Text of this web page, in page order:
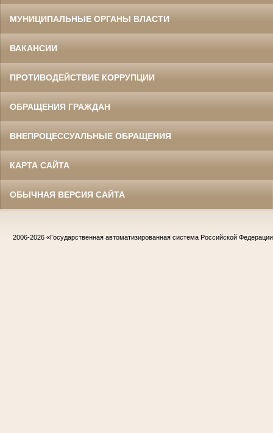
МУНИЦИПАЛЬНЫЕ ОРГАНЫ ВЛАСТИ
ВАКАНСИИ
ПРОТИВОДЕЙСТВИЕ КОРРУПЦИИ
ОБРАЩЕНИЯ ГРАЖДАН
ВНЕПРОЦЕССУАЛЬНЫЕ ОБРАЩЕНИЯ
КАРТА САЙТА
ОБЫЧНАЯ ВЕРСИЯ САЙТА
2006-2026 «Государственная автоматизированная система Российской